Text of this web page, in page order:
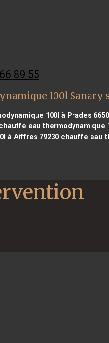
89 55
100l Sanary
100l à Prades
chauffe eau thermodynamique
à Aiffres 79230chauffe eau